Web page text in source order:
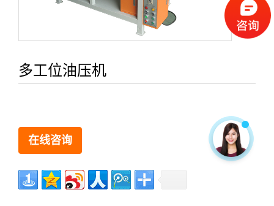
多工位油压机
在线咨询